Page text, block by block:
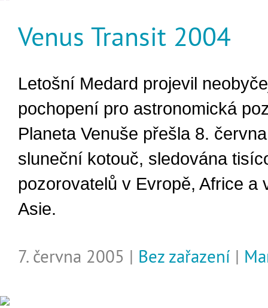
Venus Transit 2004
Letošní Medard projevil
pochopení pro astronomická
Planeta Venuše přešla 8.
sluneční kotouč, sledována
pozorovatelů v Evropě, Africe a
Asie.
7. června 2005 | Bez zařazení |